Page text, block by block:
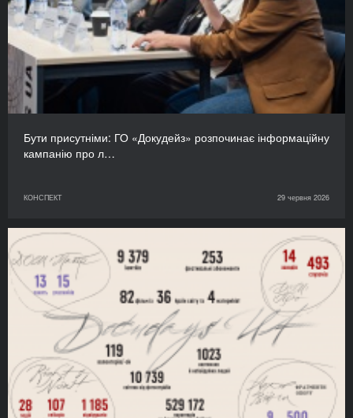
Бути присутніми: ГО «Докудейз» розпочинає інформаційну
кампанію про л…
КОНСПЕКТ 29 червня 2026